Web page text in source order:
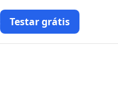
Testar grátis